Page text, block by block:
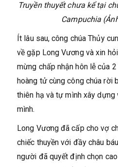
Truyền thuyết chưa kể tại
Campuchia
Ít lâu sau, công chúa Thủy
về gặp Long Vương và xin
mừng chấp nhận hôn lễ của
hoàng tử cùng công chúa rời
thiên hạ và tự mình xây
mình.
Long Vương đã cấp cho vợ
chiếc thuyền với đầy châu
người đã quyết định chọn